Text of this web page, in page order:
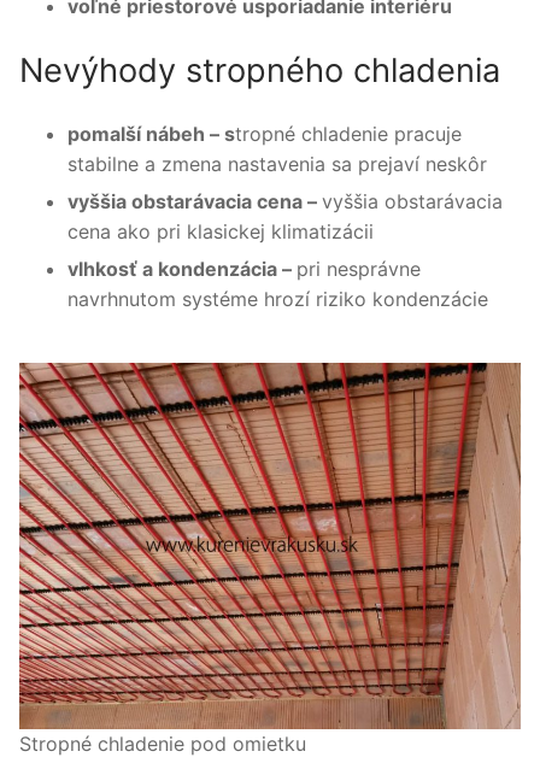
voľné priestorové usporiadanie interiéru
Nevýhody stropného chladenia
pomalší nábeh – stropné chladenie pracuje
stabilne a zmena nastavenia sa prejaví neskôr
vyššia obstarávacia cena – vyššia obstarávacia
cena ako pri klasickej klimatizácii
vlhkosť a kondenzácia – pri nesprávne
navrhnutom systéme hrozí riziko kondenzácie
Stropné chladenie pod omietku